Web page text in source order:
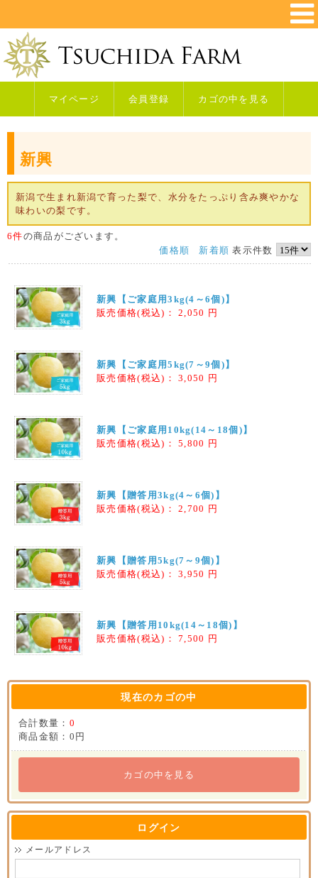
マイページ 会員登録 カゴの中を見る
新興
新潟で生まれ新潟で育った梨で、水分をたっぷり含み爽やかな
味わいの梨です。
6件の商品がございます。
価格順
新着順 表示件数
新興【ご家庭用3kg(4～6個)】
販売価格(税込)：2,050 円
新興【ご家庭用5kg(7～9個)】
販売価格(税込)：3,050 円
新興【ご家庭用10kg(14～18個)】
販売価格(税込)：5,800 円
新興【贈答用3kg(4～6個)】
販売価格(税込)：2,700 円
新興【贈答用5kg(7～9個)】
販売価格(税込)：3,950 円
新興【贈答用10kg(14～18個)】
販売価格(税込)：7,500 円
現在のカゴの中
合計数量： 0
商品金額： 0円
カゴの中を見る
ログイン
メールアドレス